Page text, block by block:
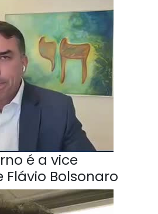
é a vice
Flávio Bolsonaro